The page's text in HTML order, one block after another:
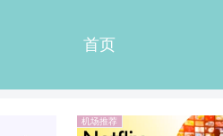
首页
机场推荐